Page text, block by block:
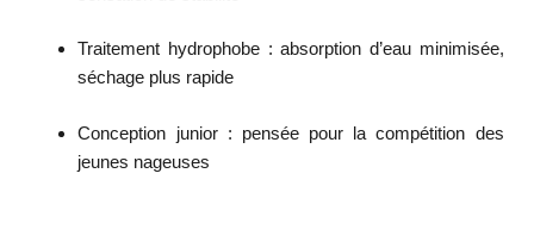
Traitement hydrophobe : absorption d’eau minimisée,
séchage plus rapide
Conception junior : pensée pour la compétition des
jeunes nageuses